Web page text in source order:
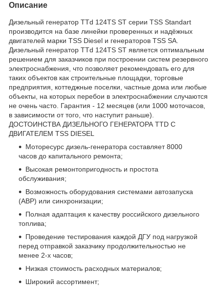
Описание
Дизельный генератор TTd 124TS ST серии TSS Standart
производится на базе линейки проверенных и надёжных
двигателей марки TSS Diesel и генераторов TSS SA.
Дизельный генератор TTd 124TS ST является оптимальным
решением для заказчиков при построении систем резервного
электроснабжения, что позволяет рекомендовать его для
таких объектов как строительные площадки, торговые
предприятия, коттеджные поселки, частные дома или любые
объекты, на которых перебои в электроснабжении случаются
не очень часто. Гарантия - 12 месяцев (или 1000 моточасов,
в зависимости от того, что наступит раньше).
ДОСТОИНСТВА ДИЗЕЛЬНОГО ГЕНЕРАТОРА TTD С
ДВИГАТЕЛЕМ TSS DIESEL
Моторесурс дизель-генератора составляет 8000
часов до капитального ремонта;
Высокая ремонтопригодность и простота
обслуживания;
Возможность оборудования системами автозапуска
(АВР) или синхронизации;
Полная адаптация к качеству российского дизельного
топлива;
Проведение тестирования каждой ДГУ под нагрузкой
перед отправкой заказчику продолжительностью не
менее 2-х часов;
Низкая стоимость расходных материалов;
Широкий ассортимент;